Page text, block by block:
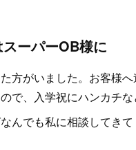
ーパーOB様に
方がいました。お客様
、入学祝にハンカチな
んでも私に相談してき